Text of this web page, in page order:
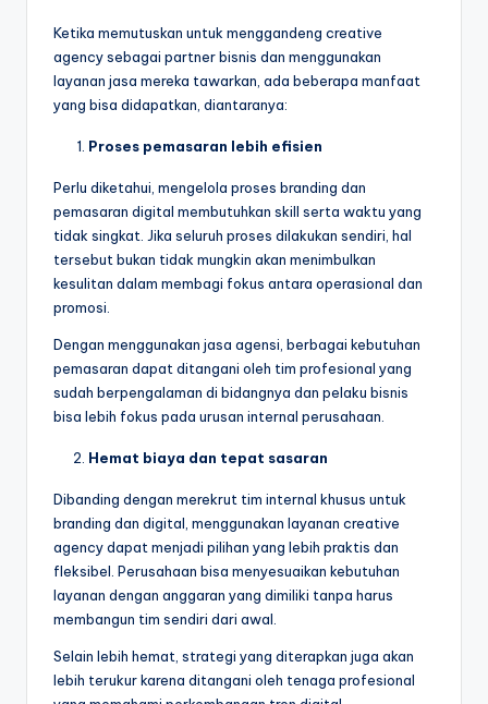
Ketika memutuskan untuk menggandeng creative
agency sebagai partner bisnis dan menggunakan
layanan jasa mereka tawarkan, ada beberapa manfaat
yang bisa didapatkan, diantaranya:
Proses pemasaran lebih efisien
Perlu diketahui, mengelola proses branding dan
pemasaran digital membutuhkan skill serta waktu yang
tidak singkat. Jika seluruh proses dilakukan sendiri, hal
tersebut bukan tidak mungkin akan menimbulkan
kesulitan dalam membagi fokus antara operasional dan
promosi.
Dengan menggunakan jasa agensi, berbagai kebutuhan
pemasaran dapat ditangani oleh tim profesional yang
sudah berpengalaman di bidangnya dan pelaku bisnis
bisa lebih fokus pada urusan internal perusahaan.
Hemat biaya dan tepat sasaran
Dibanding dengan merekrut tim internal khusus untuk
branding dan digital, menggunakan layanan creative
agency dapat menjadi pilihan yang lebih praktis dan
fleksibel. Perusahaan bisa menyesuaikan kebutuhan
layanan dengan anggaran yang dimiliki tanpa harus
membangun tim sendiri dari awal.
Selain lebih hemat, strategi yang diterapkan juga akan
lebih terukur karena ditangani oleh tenaga profesional